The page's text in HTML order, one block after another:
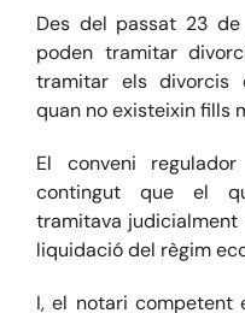
Des del passat 23
poden tramitar
tramitar els divorcis
quan no existeixin fills
El conveni
contingut que el
tramitava judicialment
liquidació del règim
I, el notari competent